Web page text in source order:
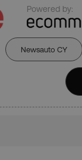
Powered by:
Newsauto CY